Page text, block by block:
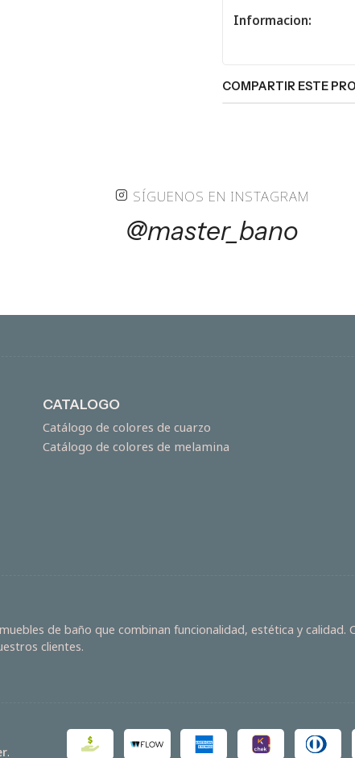
Informacion:
COMPARTIR ESTE
SÍGUENOS EN INSTAGRAM
@master_bano
CATALOGO
Catálogo de colores de cuarzo
Catálogo de colores de melamina
de baño que combinan funcionalidad, estética y
clientes.
.